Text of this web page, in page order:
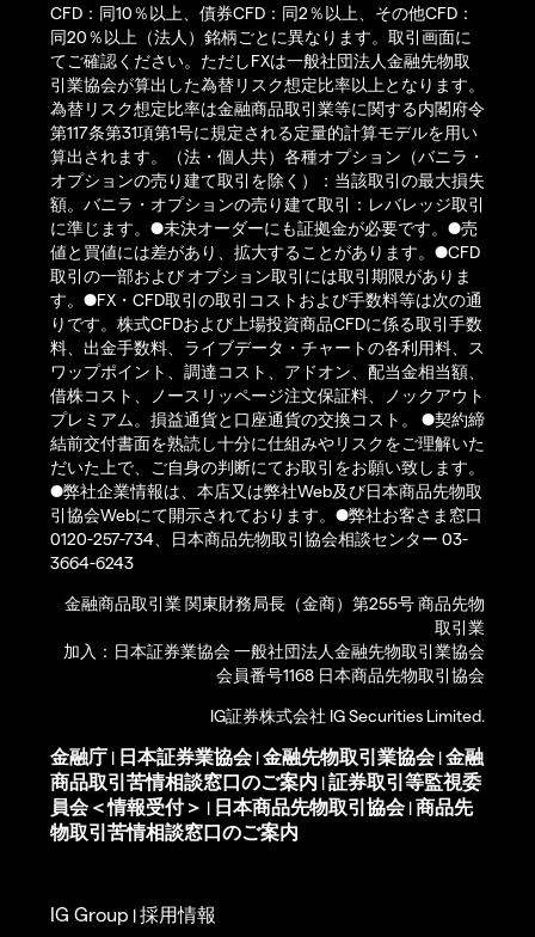
CFD：同10％以上、債券CFD：同2％以上、その他CFD：
同20％以上（法人）銘柄ごとに異なります。取引画面に
てご確認ください。ただしFXは一般社団法人金融先物取
引業協会が算出した為替リスク想定比率以上となります。
為替リスク想定比率は金融商品取引業等に関する内閣府令
第117条第31項第1号に規定される定量的計算モデルを用い
算出されます。（法・個人共）各種オプション（バニラ・
オプションの売り建て取引を除く）：当該取引の最大損失
額。バニラ・オプションの売り建て取引：レバレッジ取引
に準じます。●未決オーダーにも証拠金が必要です。●売
値と買値には差があり、拡大することがあります。●CFD
取引の一部および オプション取引には取引期限がありま
す。●FX・CFD取引の取引コストおよび手数料等は次の通
りです。株式CFDおよび上場投資商品CFDに係る取引手数
料、出金手数料、ライブデータ・チャートの各利用料、ス
ワップポイント、調達コスト、アドオン、配当金相当額、
借株コスト、ノースリッページ注文保証料、ノックアウト
プレミアム。損益通貨と口座通貨の交換コスト。 ●契約締
結前交付書面を熟読し十分に仕組みやリスクをご理解いた
だいた上で、ご自身の判断にてお取引をお願い致します。
●弊社企業情報は、本店又は弊社Web及び日本商品先物取
引協会Webにて開示されております。●弊社お客さま窓口
0120-257-734、日本商品先物取引協会相談センター 03-
3664-6243
金融商品取引業 関東財務局長（金商）第255号 商品先物
取引業
加入：日本証券業協会 一般社団法人金融先物取引業協会
会員番号1168 日本商品先物取引協会
IG証券株式会社 IG Securities Limited.
金融庁 | 日本証券業協会|金融先物取引業協会|金融
商品取引苦情相談窓口のご案内 |証券取引等監視委
員会＜情報受付＞ | 日本商品先物取引協会|商品先
物取引苦情相談窓口のご案内
IG Group |採用情報